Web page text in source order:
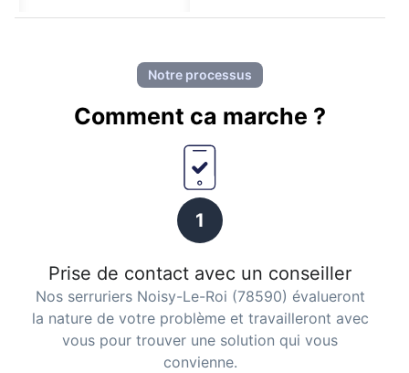
Notre processus
Comment ca marche ?
1
Prise de contact avec un conseiller
Nos serruriers Noisy-Le-Roi (78590) évalueront
la nature de votre problème et travailleront avec
vous pour trouver une solution qui vous
convienne.